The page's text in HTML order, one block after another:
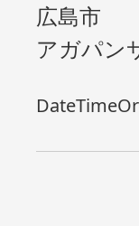
広島市
アガパン